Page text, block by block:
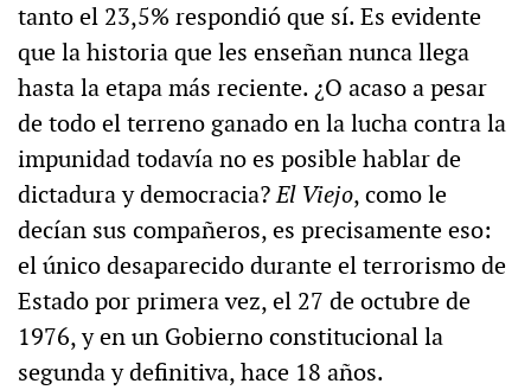
tanto el 23,5% respondió que sí. Es evidente
que la historia que les enseñan nunca llega
hasta la etapa más reciente. ¿O acaso a pesar
de todo el terreno ganado en la lucha contra la
impunidad todavía no es posible hablar de
dictadura y democracia?El Viejo, como le
decían sus compañeros, es precisamente eso:
el único desaparecido durante el terrorismo de
Estado por primera vez, el 27 de octubre de
1976, y en un Gobierno constitucional la
segunda y definitiva, hace 18 años.